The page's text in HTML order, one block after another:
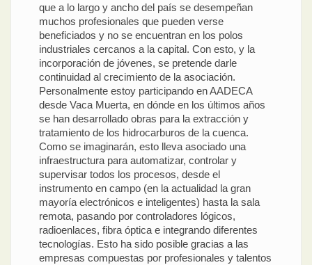
que a lo largo y ancho del país se desempeñan
muchos profesionales que pueden verse
beneficiados y no se encuentran en los polos
industriales cercanos a la capital. Con esto, y la
incorporación de jóvenes, se pretende darle
continuidad al crecimiento de la asociación.
Personalmente estoy participando en AADECA
desde Vaca Muerta, en dónde en los últimos años
se han desarrollado obras para la extracción y
tratamiento de los hidrocarburos de la cuenca.
Como se imaginarán, esto lleva asociado una
infraestructura para automatizar, controlar y
supervisar todos los procesos, desde el
instrumento en campo (en la actualidad la gran
mayoría electrónicos e inteligentes) hasta la sala
remota, pasando por controladores lógicos,
radioenlaces, fibra óptica e integrando diferentes
tecnologías. Esto ha sido posible gracias a las
empresas compuestas por profesionales y talentos